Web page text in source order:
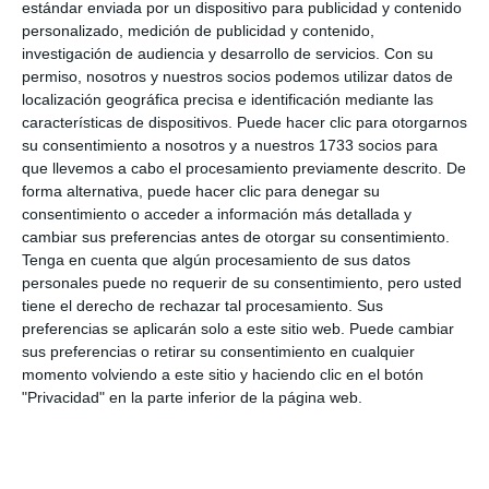
estándar enviada por un dispositivo para publicidad y contenido
personalizado, medición de publicidad y contenido,
investigación de audiencia y desarrollo de servicios. Con su
permiso, nosotros y nuestros socios podemos utilizar datos de
localización geográfica precisa e identificación mediante las
características de dispositivos. Puede hacer clic para otorgarnos
su consentimiento a nosotros y a nuestros 1733 socios para
que llevemos a cabo el procesamiento previamente descrito. De
forma alternativa, puede hacer clic para denegar su
consentimiento o acceder a información más detallada y
cambiar sus preferencias antes de otorgar su consentimiento.
Tenga en cuenta que algún procesamiento de sus datos
personales puede no requerir de su consentimiento, pero usted
tiene el derecho de rechazar tal procesamiento. Sus
preferencias se aplicarán solo a este sitio web. Puede cambiar
sus preferencias o retirar su consentimiento en cualquier
momento volviendo a este sitio y haciendo clic en el botón
"Privacidad" en la parte inferior de la página web.